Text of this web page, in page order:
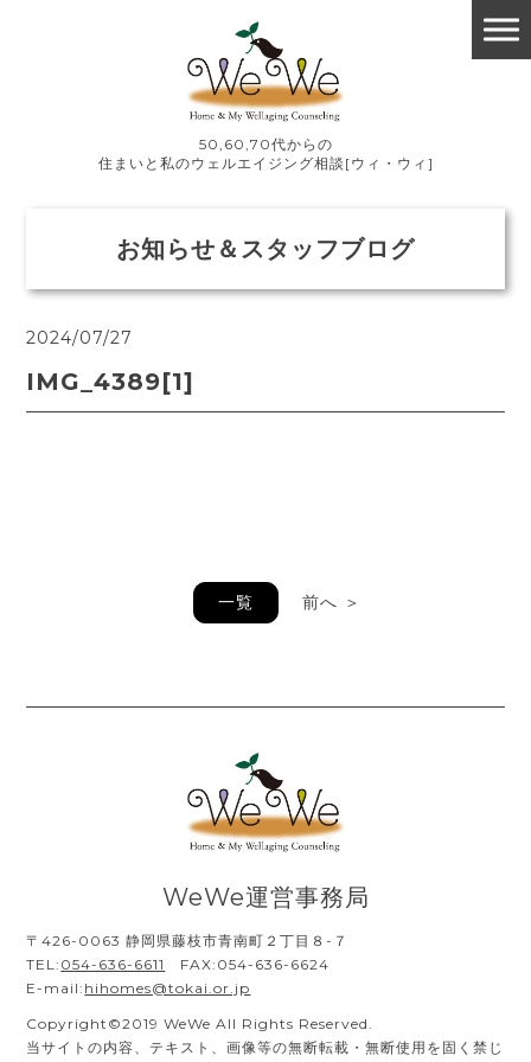
50,60,70代からの
住まいと私のウェルエイジング相談[ウィ・ウィ]
お知らせ＆スタッフブログ
2024/07/27
IMG_4389[1]
一覧 前へ ＞
WeWe運営事務局
〒426-0063 静岡県藤枝市青南町２丁目８-７
TEL: 054-636-6611
FAX:054-636-6624
E-mail: hihomes@tokai.or.jp
Copyright©2019 WeWe All Rights Reserved.
当サイトの内容、テキスト、画像等の無断転載・無断使用を固く禁じ